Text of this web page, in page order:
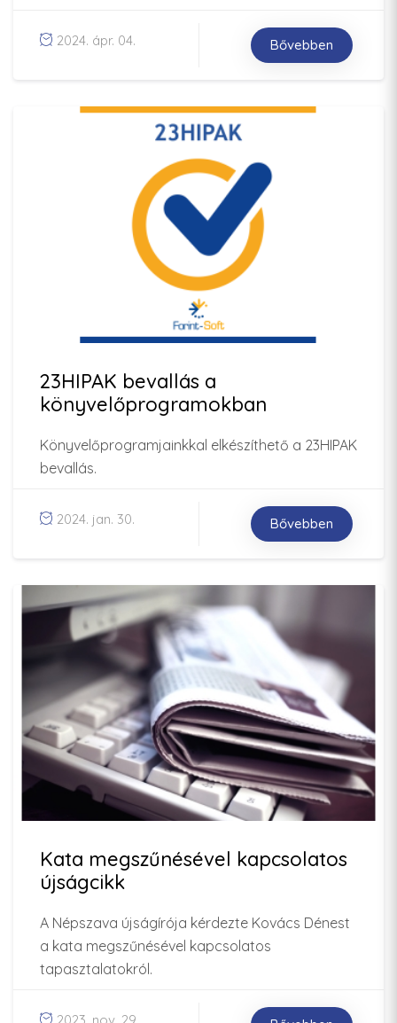
2024. ápr. 04. Bővebben
23HIPAK bevallás a
könyvelőprogramokban
Könyvelőprogramjainkkal elkészíthető a 23HIPAK
bevallás.
2024. jan. 30. Bővebben
Kata megszűnésével kapcsolatos
újságcikk
A Népszava újságírója kérdezte Kovács Dénest
a kata megszűnésével kapcsolatos
tapasztalatokról.